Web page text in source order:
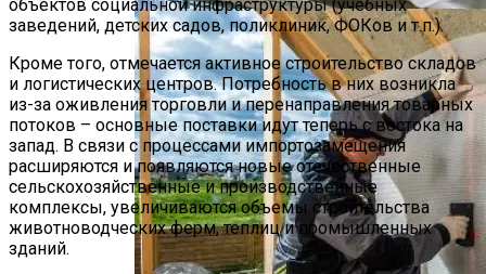
объектов социальной инфраструктуры (учебных
заведений, детских садов, поликлиник, ФОКов и т.п.).
Кроме того, отмечается активное строительство складов
и логистических центров. Потребность в них возникла
из-за оживления торговли и перенаправления товарных
потоков – основные поставки идут теперь с востока на
запад. В связи с процессами импортозамещения
расширяются и появляются новые отечественные
сельскохозяйственные и производственные
комплексы, увеличиваются объемы строительства
животноводческих ферм, теплиц и промышленных
зданий.